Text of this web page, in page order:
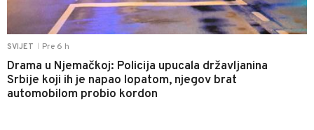
SVIJET Pre 6 h
Drama u Njemačkoj: Policija upucala državljanina
Srbije koji ih je napao lopatom, njegov brat
automobilom probio kordon